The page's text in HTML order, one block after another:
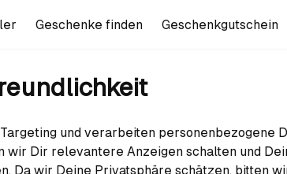
Geschenke finden Geschenkgutschein
und verarbeiten personenbezogene
wir Dir relevantere Anzeigen schalten und
Da wir Deine Privatsphäre schätzen, bitten
Exzellent
21,11 €29,95 €